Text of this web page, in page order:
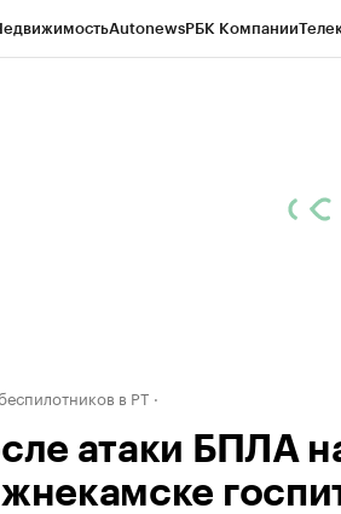
AutonewsРБК Компании
в РТ
атаки БПЛА